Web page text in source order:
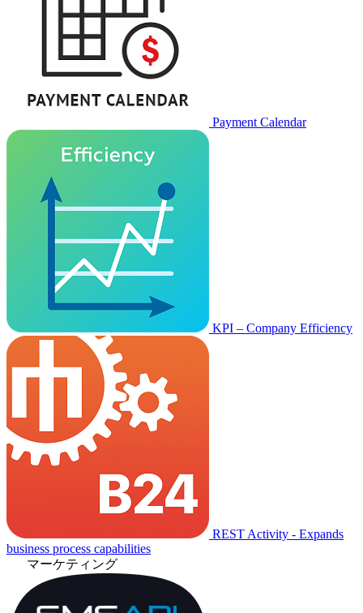
Payment Calendar
KPI – Company Efficiency
REST Activity - Expands
business process capabilities
マーケティング